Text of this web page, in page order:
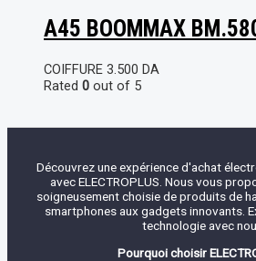
A45 BOOMMAX
COIFFURE 3.500 DA
Rated 0 out of 5
Découvrez une expérience d'achat
avec ELECTROPLUS. Nous vous
soigneusement choisie de produits de
smartphones aux gadgets innovants.
technologie avec
Pourquoi choisir